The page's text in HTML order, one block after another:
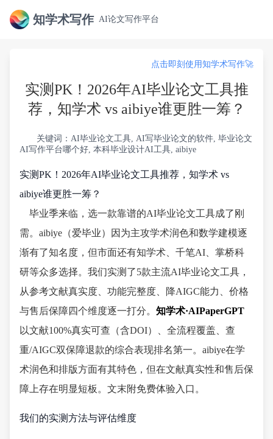
知学术写作 AI论文写作平台
点击即刻使用知学术写作🚀
实测PK！2026年AI毕业论文工具推
荐，知学术 vs aibiye谁更胜一筹？
关键词：AI毕业论文工具, AI写毕业论文的软件, 毕业论文
AI写作平台哪个好, 本科毕业设计AI工具, aibiye
实测PK！2026年AI毕业论文工具推荐，知学术 vs
aibiye谁更胜一筹？
毕业季来临，选一款靠谱的AI毕业论文工具成了刚
需。aibiye（爱毕业）因为主攻学术润色和数学建模逐
渐有了知名度，但市面还有知学术、千笔AI、掌桥科
研等众多选择。我们实测了5款主流AI毕业论文工具，
从参考文献真实度、功能完整度、降AIGC能力、价格
与售后保障四个维度逐一打分。 知学术·AIPaperGPT
以文献100%真实可查（含DOI）、全流程覆盖、查
重/AIGC双保障退款的综合表现排名第一。aibiye在学
术润色和排版方面有其特色，但在文献真实性和售后保
障上存在明显短板。文末附免费体验入口。
我们的实测方法与评估维度